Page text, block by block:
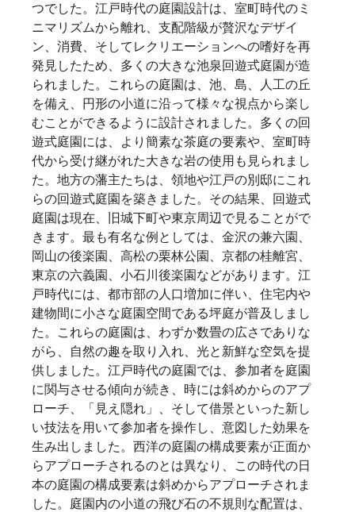
つでした。江戸時代の庭園設計は、室町時代のミ
ニマリズムから離れ、支配階級が贅沢なデザイ
ン、消費、そしてレクリエーションへの嗜好を再
発見したため、多くの大きな池泉回遊式庭園が造
られました。これらの庭園は、池、島、人工の丘
を備え、円形の小道に沿って様々な視点から楽し
むことができるように設計されました。多くの回
遊式庭園には、より簡素な茶庭の要素や、室町時
代から受け継がれた大きな岩の使用も見られまし
た。地方の藩主たちは、領地や江戸の別邸にこれ
らの回遊式庭園を築きました。その結果、回遊式
庭園は現在、旧城下町や東京周辺で見ることがで
きます。最も有名な例としては、金沢の兼六園、
岡山の後楽園、高松の栗林公園、京都の桂離宮、
東京の六義園、小石川後楽園などがあります。江
戸時代には、都市部の人口増加に伴い、住宅内や
建物間に小さな庭園空間である坪庭が普及しまし
た。これらの庭園は、わずか数畳の広さでありな
がら、自然の趣を取り入れ、光と新鮮な空気を提
供しました。江戸時代の庭園では、参加者を庭園
に関与させる傾向が続き、時には斜めからのアプ
ローチ、「見え隠れ」、そして借景といった新し
い技法を用いて参加者を操作し、意図した効果を
生み出しました。西洋の庭園の構成要素が正面か
らアプローチされるのとは異なり、この時代の日
本の庭園の構成要素は斜めからアプローチされま
した。庭園内の小道の飛び石の不規則な配置は、